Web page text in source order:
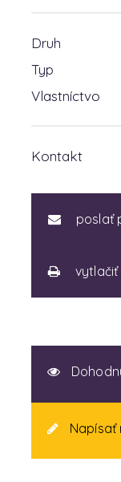
Druh
Typ
Vlastníctvo
Kontakt
poslať
vytlačiť
Napísať